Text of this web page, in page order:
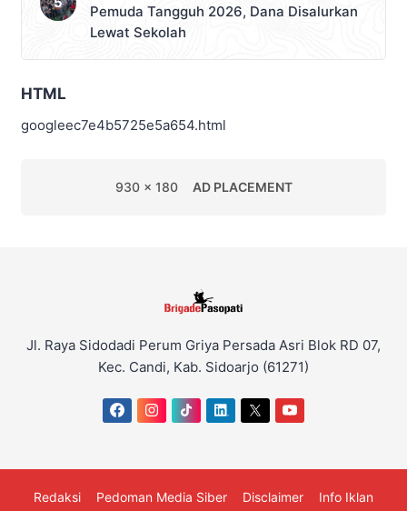
Pemuda Tangguh 2026, Dana Disalurkan
Lewat Sekolah
HTML
googleec7e4b5725e5a654.html
930 x 180 AD PLACEMENT
Jl. Raya Sidodadi Perum Griya Persada Asri Blok RD 07,
Kec. Candi, Kab. Sidoarjo (61271)
Redaksi Pedoman Media Siber Disclaimer Info Iklan